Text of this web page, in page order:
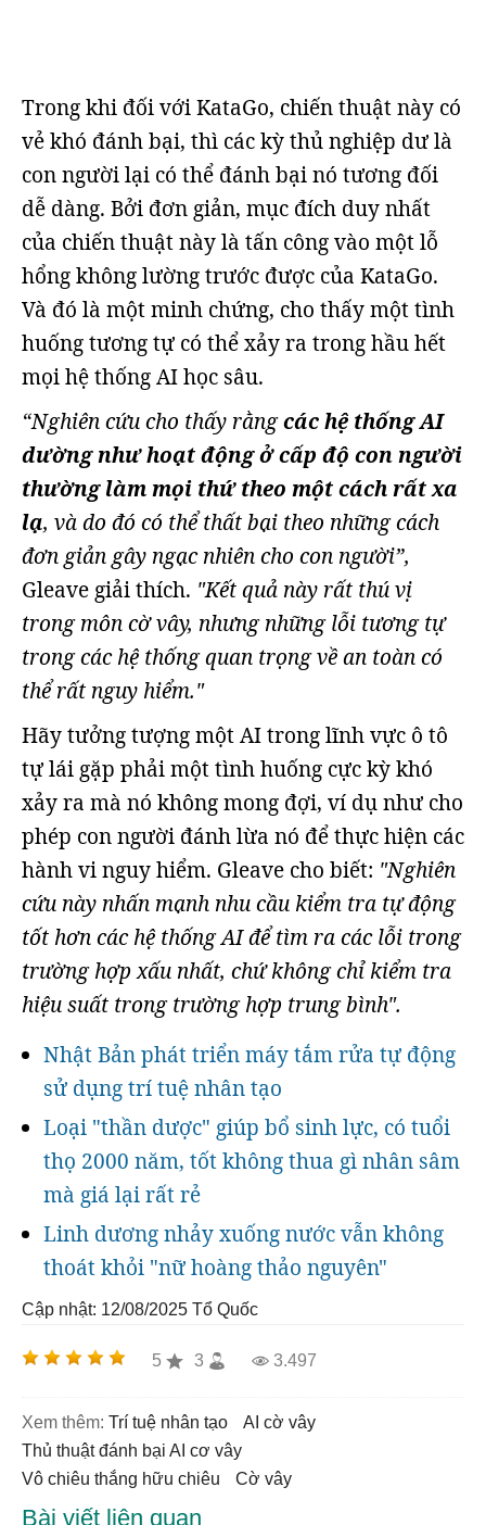
Trong khi đối với KataGo, chiến thuật này có
vẻ khó đánh bại, thì các kỳ thủ nghiệp dư là
con người lại có thể đánh bại nó tương đối
dễ dàng. Bởi đơn giản, mục đích duy nhất
của chiến thuật này là tấn công vào một lỗ
hổng không lường trước được của KataGo.
Và đó là một minh chứng, cho thấy một tình
huống tương tự có thể xảy ra trong hầu hết
mọi hệ thống AI học sâu.
“Nghiên cứu cho thấy rằngcác hệ thống AI
dường như hoạt động ở cấp độ con người
thường làm mọi thứ theo một cách rất xa
lạ, và do đó có thể thất bại theo những cách
đơn giản gây ngạc nhiên cho con người”,
Gleave giải thích. "Kết quả này rất thú vị
trong môn cờ vây, nhưng những lỗi tương tự
trong các hệ thống quan trọng về an toàn có
thể rất nguy hiểm."
Hãy tưởng tượng một AI trong lĩnh vực ô tô
tự lái gặp phải một tình huống cực kỳ khó
xảy ra mà nó không mong đợi, ví dụ như cho
phép con người đánh lừa nó để thực hiện các
hành vi nguy hiểm. Gleave cho biết: "Nghiên
cứu này nhấn mạnh nhu cầu kiểm tra tự động
tốt hơn các hệ thống AI để tìm ra các lỗi trong
trường hợp xấu nhất, chứ không chỉ kiểm tra
hiệu suất trong trường hợp trung bình".
Nhật Bản phát triển máy tắm rửa tự động
sử dụng trí tuệ nhân tạo
Loại "thần dược" giúp bổ sinh lực, có tuổi
thọ 2000 năm, tốt không thua gì nhân sâm
mà giá lại rất rẻ
Linh dương nhảy xuống nước vẫn không
thoát khỏi "nữ hoàng thảo nguyên"
Cập nhật: 12/08/2025 Tổ Quốc
5 3 3.497
Xem thêm: trí tuệ nhân tạo
AI cờ vây
thủ thuật đánh bại AI cơ vây
Vô chiêu thắng hữu chiêu
cờ vây
Bài viết liên quan